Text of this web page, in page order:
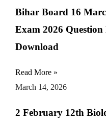
Bihar Board 16
Exam 2026
Download
Read More »
March 14, 2026
2 February 12th